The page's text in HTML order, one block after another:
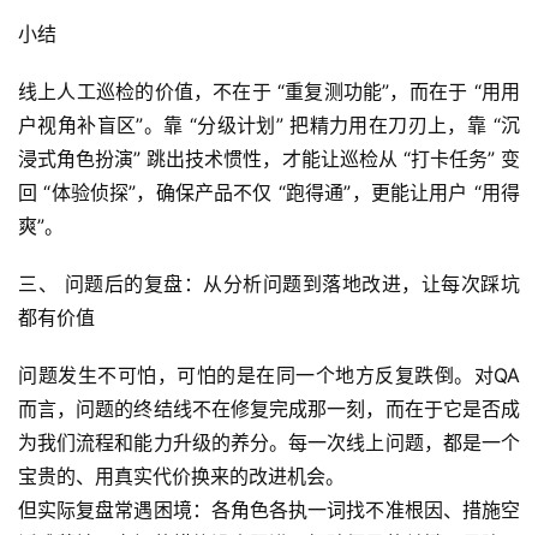
小结
线上人工巡检的价值，不在于 “重复测功能”，而在于 “用用
户视角补盲区”。靠 “分级计划” 把精力用在刀刃上，靠 “沉
浸式角色扮演” 跳出技术惯性，才能让巡检从 “打卡任务” 变
回 “体验侦探”，确保产品不仅 “跑得通”，更能让用户 “用得
爽”。
三、 问题后的复盘：从分析问题到落地改进，让每次踩坑
都有价值
问题发生不可怕，可怕的是在同一个地方反复跌倒。对QA
而言，问题的终结线不在修复完成那一刻，而在于它是否成
为我们流程和能力升级的养分。每一次线上问题，都是一个
宝贵的、用真实代价换来的改进机会。
但实际复盘常遇困境：各角色各执一词找不准根因、措施空